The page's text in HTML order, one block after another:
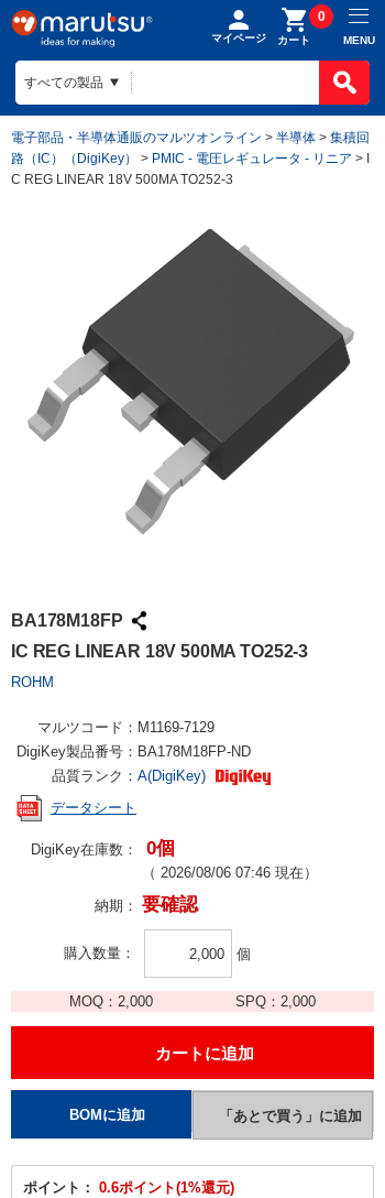
マイページ カート
0
MENU
電子部品・半導体通販のマルツオンライン > 半導体 > 集積回
路（IC）（DigiKey）
> PMIC - 電圧レギュレータ - リニア > I
C REG LINEAR 18V 500MA TO252-3
BA178M18FP
IC REG LINEAR 18V 500MA TO252-3
ROHM
マルツコード： M1169-7129
DigiKey製品番号： BA178M18FP-ND
品質ランク： A(DigiKey)
データシート
DigiKey在庫数： 0個
（ 2026/08/06 07:46 現在）
納期： 要確認
購入数量 個
MOQ： 2,000 SPQ：2,000
ポイント： 0.6ポイント(1%還元)